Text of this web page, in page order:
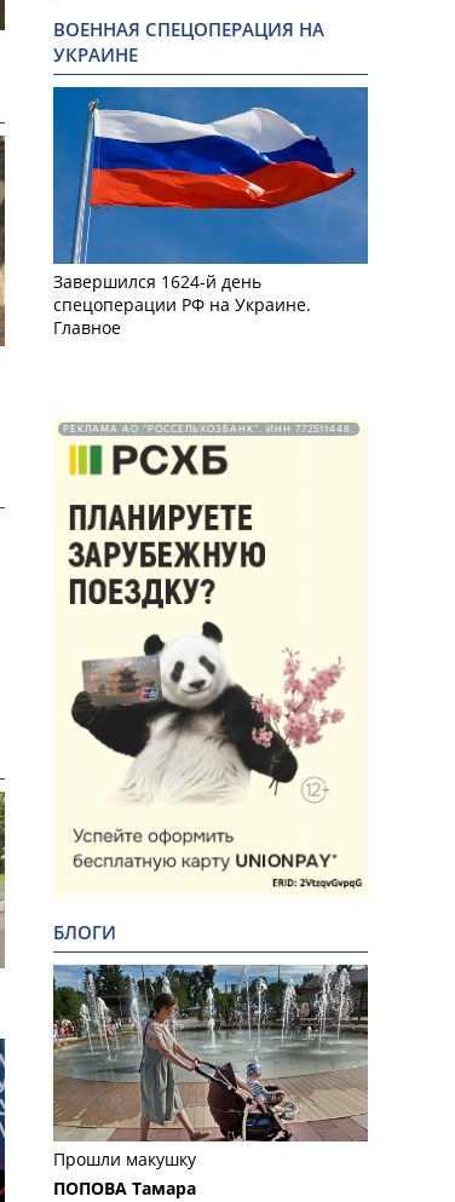
ВОЕННАЯ СПЕЦОПЕРАЦИЯ НА
УКРАИНЕ
Завершился 1624-й день
спецоперации РФ на Украине.
Главное
РЕКЛАМА АО "РОССЕЛЬХОЗБАНК". ИНН 772511448.
БЛОГИ
Прошли макушку
ПОПОВА Тамара